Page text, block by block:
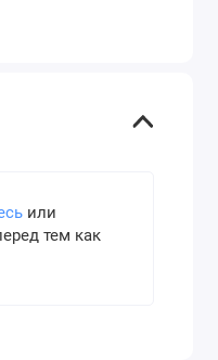
или
тем как